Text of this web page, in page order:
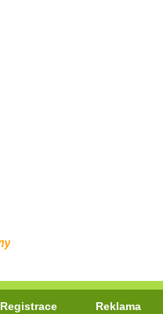
Registrace Reklama